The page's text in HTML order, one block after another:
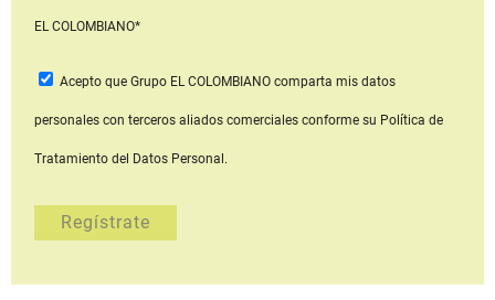
EL COLOMBIANO*
Acepto que Grupo EL COLOMBIANOcomparta mis datos
personales con terceros aliados comerciales conforme su Política de
Tratamiento del Datos Personal.